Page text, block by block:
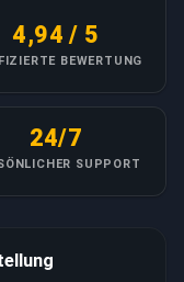
BEWERTUNG
4,94 / 5
SUPPORT
24/7